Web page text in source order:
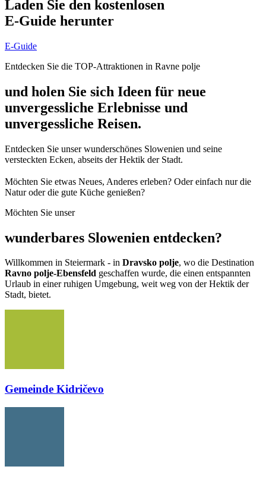
Laden Sie den kostenlosen
E-Guide herunter
E-Guide
Entdecken Sie die TOP-Attraktionen in Ravne polje
und holen Sie sich Ideen für neue
unvergessliche Erlebnisse und
unvergessliche Reisen.
Entdecken Sie unser wunderschönes Slowenien und seine
versteckten Ecken, abseits der Hektik der Stadt.
Möchten Sie etwas Neues, Anderes erleben? Oder einfach nur die
Natur oder die gute Küche genießen?
Möchten Sie unser
wunderbares Slowenien entdecken?
Willkommen in Steiermark - in Dravsko polje, wo die Destination
Ravno polje-Ebensfeld geschaffen wurde, die einen entspannten
Urlaub in einer ruhigen Umgebung, weit weg von der Hektik der
Stadt, bietet.
Gemeinde Kidričevo